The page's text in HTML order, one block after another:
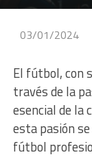
03/01/2024
El fútbol, con
través de la
esencial de la
esta pasión
fútbol